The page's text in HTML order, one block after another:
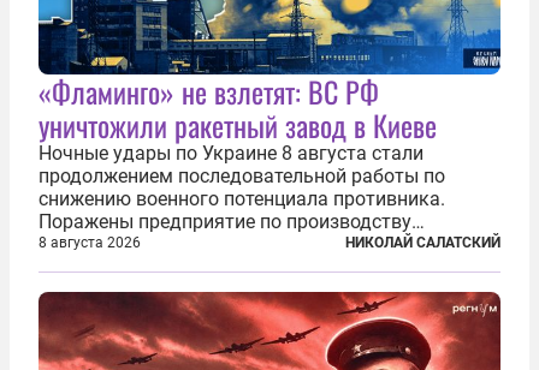
«Фламинго» не взлетят: ВС РФ
уничтожили ракетный завод в Киеве
Ночные удары по Украине 8 августа стали
продолжением последовательной работы по
снижению военного потенциала противника.
Поражены предприятие по производству
крылатых ракет, крупный склад топлива и два
сухогруза с военными грузами. Дополнительно
нанесены удары по объектам в ряде городов. В
Киеве...
8 августа 2026 НИКОЛАЙ САЛАТСКИЙ